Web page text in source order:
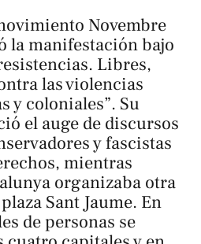
Novembre
la manifestación bajo
Libres,
las violencias
y coloniales”. Su
el auge de discursos
y fascistas
mientras
organizaba otra
Sant Jaume. En
de personas se